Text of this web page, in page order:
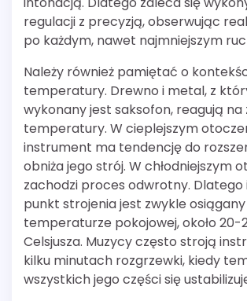
regulacji z precyzją, obserwując
po każdym, nawet najmniejszym
Należy również pamiętać o
temperatury. Drewno i metal, z
wykonany jest saksofon, reagują na
temperatury. W cieplejszym
instrument ma tendencję do
obniża jego strój. W chłodniejszym
zachodzi proces odwrotny. Dlatego
punkt strojenia jest zwykle
temperaturze pokojowej, około 20-
Celsjusza. Muzycy często stroją
kilku minutach rozgrzewki, kiedy
wszystkich jego części się